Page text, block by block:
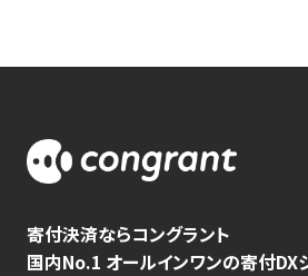
寄付決済ならコングラント
国内No.1 オールインワンの寄付DX